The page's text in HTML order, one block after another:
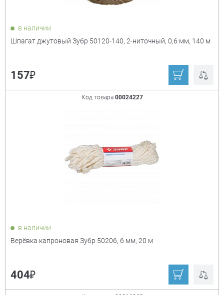
в наличии
Шпагат джутовый Зубр 50120-140, 2-ниточный, 0,6 мм, 140 м
157₽
Код товара 00024227
в наличии
Верёвка капроновая Зубр 50206, 6 мм, 20 м
404₽